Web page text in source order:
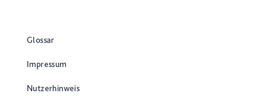
Glossar
Impressum
Nutzerhinweis